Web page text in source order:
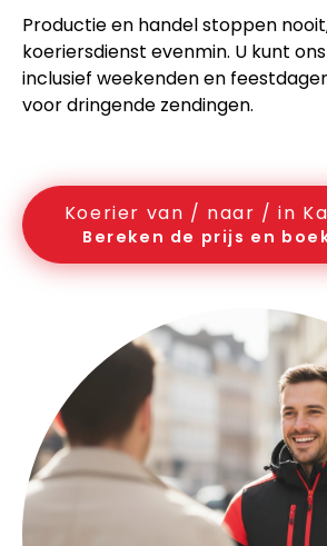
Productie en handel stoppen
koeriersdienst evenmin. U kunt
inclusief weekenden en
voor dringende zendingen.
Koerier van / naar / in
Bereken de prijs en